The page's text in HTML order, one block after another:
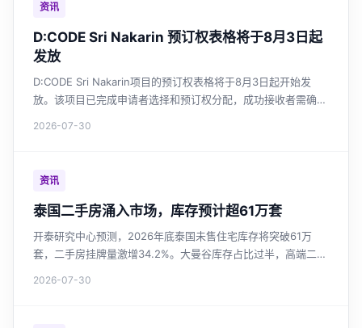
资讯
D:CODE Sri Nakarin 预订权表格将于8月3日起
发放
D:CODE Sri Nakarin项目的预订权表格将于8月3日起开始发
放。该项目已完成申请者选择和预订权分配，成功接收者需确认
2026-07-30
资讯
泰国二手房涌入市场，库存预计超61万套
开泰研究中心预测，2026年底泰国未售住宅库存将突破61万
套，二手房挂牌量激增34.2%。大曼谷库存占比过半，高端二手
2026-07-30